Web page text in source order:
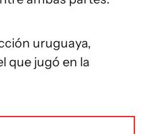
uruguaya,
que jugó en la